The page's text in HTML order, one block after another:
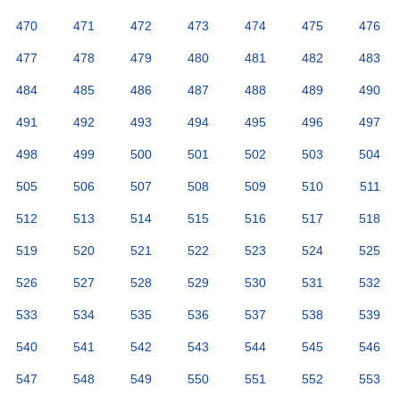
470 471 472 473 474 475 476
477 478 479 480 481 482 483
484 485 486 487 488 489 490
491 492 493 494 495 496 497
498 499 500 501 502 503 504
505 506 507 508 509 510 511
512 513 514 515 516 517 518
519 520 521 522 523 524 525
526 527 528 529 530 531 532
533 534 535 536 537 538 539
540 541 542 543 544 545 546
547 548 549 550 551 552 553